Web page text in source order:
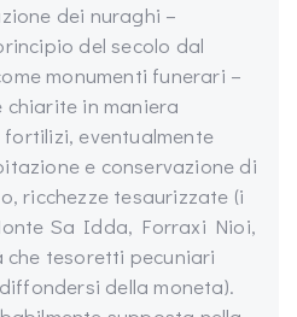
dei nuraghi –
del secolo dal
monumenti funerari –
in maniera
eventualmente
e conservazione di
ricchezze tesaurizzate (i
Sa Idda, Forraxi Nioi,
che tesoretti pecuniari
della moneta).